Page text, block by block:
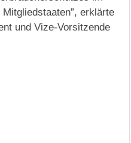
erklärte
und Vize-Vorsitzende